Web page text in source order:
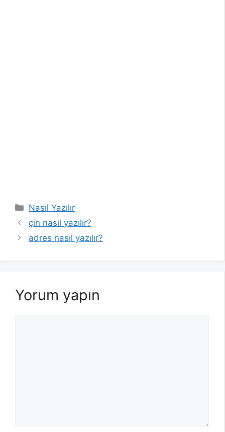
Kategoriler
Nasıl Yazılır
çin nasıl yazılır?
adres nasıl yazılır?
Yorum yapın